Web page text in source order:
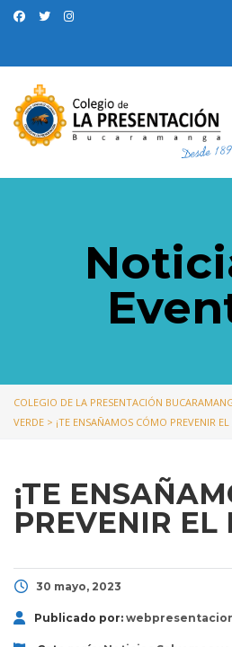
COLEGIO DE LA PRESENTACIÓN
VERDE > ¡TE ENSAÑAMOS CÓMO PREVENIR
¡TE
PREVENIR EL
30 mayo, 2023
Publicado por: